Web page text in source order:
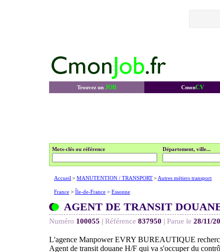
Trouvez un JOB CmonCV
Mots-clés ou référence Département, ville...
Accueil > MANUTENTION / TRANSPORT> Autres métiers transport
France > Île-de-France > Essonne
AGENT DE TRANSIT
Numéro 100055 | Référence 837950 | Parue le 28/11/
L'agence Manpower EVRY BUREAUTIQUE
Agent de transit douane H/F qui va s'occuper du